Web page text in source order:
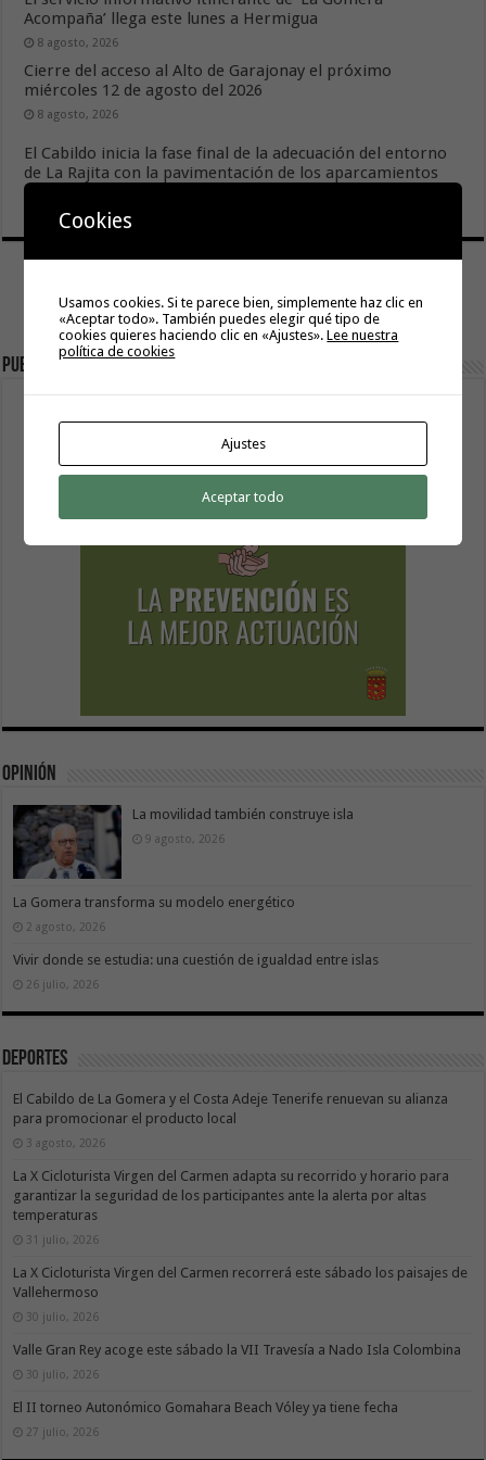
Acompaña’ llega este lunes a Hermigua
8 agosto, 2026
Cierre del acceso al Alto de Garajonay el próximo
miércoles 12 de agosto del 2026
8 agosto, 2026
El Cabildo inicia la fase final de la adecuación del entorno
de La Rajita con la pavimentación de los aparcamientos
Publicidad
Opinión
La movilidad también construye isla
9 agosto, 2026
La Gomera transforma su modelo energético
2 agosto, 2026
Vivir donde se estudia: una cuestión de igualdad entre islas
26 julio, 2026
Deportes
El Cabildo de La Gomera y el Costa Adeje Tenerife renuevan su alianza
para promocionar el producto local
3 agosto, 2026
La X Cicloturista Virgen del Carmen adapta su recorrido y horario para
garantizar la seguridad de los participantes ante la alerta por altas
temperaturas
31 julio, 2026
La X Cicloturista Virgen del Carmen recorrerá este sábado los paisajes de
Vallehermoso
30 julio, 2026
Valle Gran Rey acoge este sábado la VII Travesía a Nado Isla Colombina
30 julio, 2026
El II torneo Autonómico Gomahara Beach Vóley ya tiene fecha
27 julio, 2026
Cookies
Usamos cookies. Si te parece bien, simplemente haz clic en
«Aceptar todo». También puedes elegir qué tipo de
cookies quieres haciendo clic en «Ajustes».Lee nuestra
política de cookies
Ajustes
Aceptar todo